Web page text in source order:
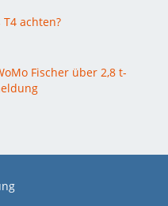
achten?
Fischer über 2,8 t-